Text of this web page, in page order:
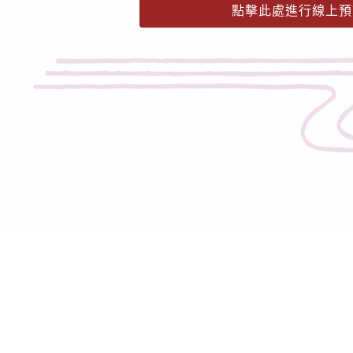
點擊此處進行線上